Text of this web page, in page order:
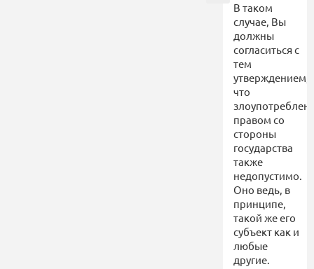
В таком
случае, Вы
должны
согласиться с
тем
утверждением,
что
правом со
стороны
государства
также
недопустимо.
Оно ведь, в
принципе,
такой же его
субъект как и
любые
другие.